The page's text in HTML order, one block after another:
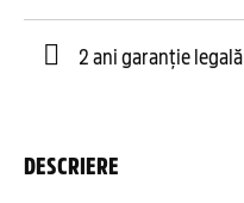
2 ani garanție legală
DESCRIERE